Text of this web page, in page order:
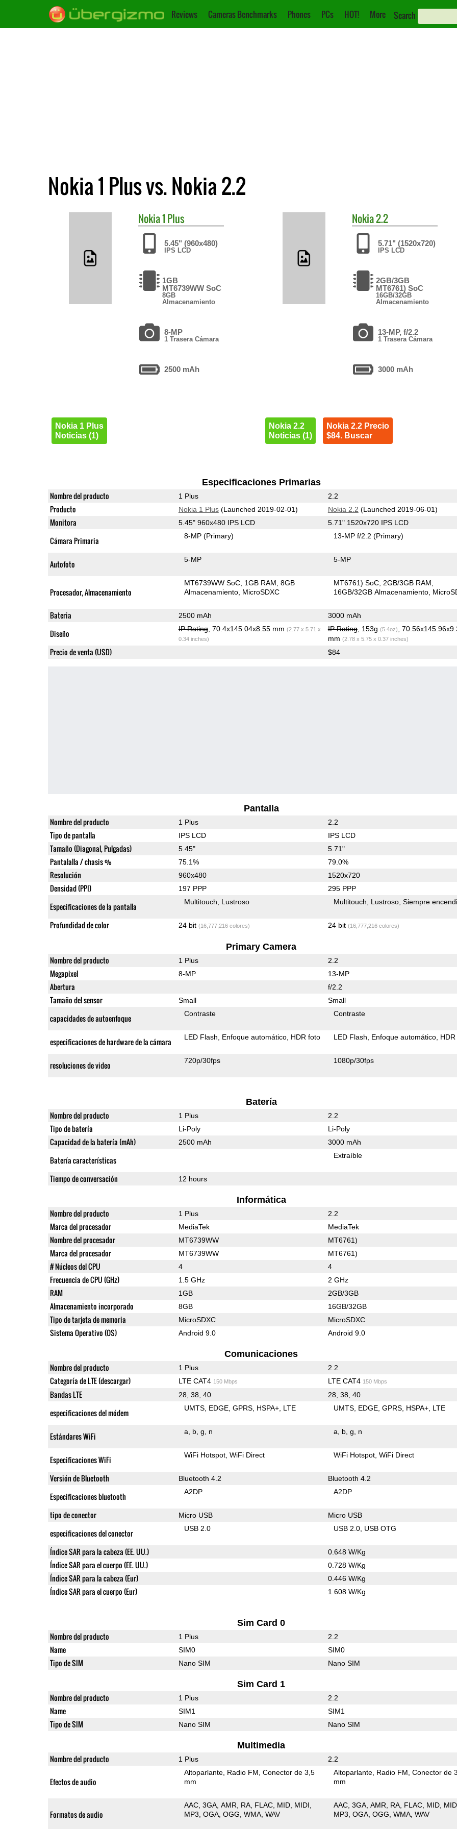
Reviews Cameras Benchmarks Phones PCs HOT! More Search
Nokia 1 Plus vs. Nokia 2.2
Nokia1 Plus
5.45" (960x480)
IPS LCD
1GB
MT6739WW SoC
8GB
Almacenamiento
8-MP
1 Trasera Cámara
2500 mAh
Nokia 1 Plus
Noticias (1)
Nokia2.2
5.71" (1520x720)
IPS LCD
2GB/3GB
MT6761) SoC
16GB/32GB
Almacenamiento
13-MP, f/2.2
1 Trasera Cámara
3000 mAh
Nokia 2.2
Noticias (1)
Nokia 2.2 Precio
$84. Buscar
Especificaciones Primarias
Nombre del producto 1 Plus 2.2
Producto Nokia 1 Plus(Launched 2019-02-01) Nokia 2.2 (Launched 2019-06-01)
Monitora 5.45" 960x480 IPS LCD 5.71" 1520x720 IPS LCD
Cámara Primaria 8-MP(Primary) 13-MP f/2.2(Primary)
Autofoto 5-MP 5-MP
Procesador, Almacenamiento
MT6739WW SoC 1GB RAM 8GB
Almacenamiento MicroSDXC
MT6761) SoC 2GB/3GB RAM
16GB/32GB Almacenamiento
Bateria 2500 mAh 3000 mAh
Diseño IP Rating, 70.4x145.04x8.55 mm (2.77 x 5.71 x
0.34 inches)
IP Rating, 153g (5.4oz)
,
mm (2.78 x 5.75 x 0.37 inches)
Precio de venta (USD) $84
Pantalla
Nombre del producto 1 Plus 2.2
Tipo de pantalla IPS LCD IPS LCD
Tamaño (Diagonal, Pulgadas) 5.45" 5.71"
Pantalalla / chasis % 75.1% 79.0%
Resolución 960x480 1520x720
Densidad (PPI) 197 PPP 295 PPP
Especificaciones de la pantalla Multitouch Lustroso Multitouch Lustroso Siempre
Profundidad de color 24 bit (16,777,216 colores) 24 bit (16,777,216 colores)
Primary Camera
Nombre del producto 1 Plus 2.2
Megapixel 8-MP 13-MP
Abertura f/2.2
Tamaño del sensor Small Small
capacidades de autoenfoque Contraste Contraste
especificaciones de hardware de la cámara LED Flash Enfoque automático HDR foto LED Flash Enfoque automático
resoluciones de video 720p/30fps 1080p/30fps
Batería
Nombre del producto 1 Plus 2.2
Tipo de batería Li-Poly Li-Poly
Capacidad de la batería (mAh) 2500 mAh 3000 mAh
Batería características Extraíble
Tiempo de conversación 12 hours
Informática
Nombre del producto 1 Plus 2.2
Marca del procesador MediaTek MediaTek
Nombre del procesador MT6739WW MT6761)
Marca del procesador MT6739WW MT6761)
# Núcleos del CPU 4 4
Frecuencia de CPU (GHz) 1.5 GHz 2 GHz
RAM 1GB 2GB/3GB
Almacenamiento incorporado 8GB 16GB/32GB
Tipo de tarjeta de memoria MicroSDXC MicroSDXC
Sistema Operativo (OS) Android 9.0 Android 9.0
Comunicaciones
Nombre del producto 1 Plus 2.2
Categoría de LTE (descargar) LTE CAT4 150 Mbps LTE CAT4 150 Mbps
Bandas LTE 28, 38, 40 28, 38, 40
especificaciones del módem UMTS EDGE GPRS HSPA+ LTE UMTS EDGE GPRS HSPA+ LTE
Estándares WiFi a b g n a b g n
Especificaciones WiFi WiFi Hotspot WiFi Direct WiFi Hotspot WiFi Direct
Versión de Bluetooth Bluetooth 4.2 Bluetooth 4.2
Especificaciones bluetooth A2DP A2DP
tipo de conector Micro USB Micro USB
especificaciones del conector USB 2.0 USB 2.0 USB OTG
Índice SAR para la cabeza (EE. UU.) 0.648 W/Kg
Índice SAR para el cuerpo (EE. UU.) 0.728 W/Kg
Índice SAR para la cabeza (Eur) 0.446 W/Kg
Índice SAR para el cuerpo (Eur) 1.608 W/Kg
Sim Card 0
Nombre del producto 1 Plus 2.2
Name SIM0 SIM0
Tipo de SIM Nano SIM Nano SIM
Sim Card 1
Nombre del producto 1 Plus 2.2
Name SIM1 SIM1
Tipo de SIM Nano SIM Nano SIM
Multimedia
Nombre del producto 1 Plus 2.2
Efectos de audio
Altoparlante Radio FM Conector de 3,5
mm
Altoparlante Radio FM Conector de
mm
Formatos de audio
AAC 3GA AMR RA FLAC MID MIDI
MP3 OGA OGG WMA WAV
AAC 3GA AMR RA FLAC MID
MP3 OGA OGG WMA WAV